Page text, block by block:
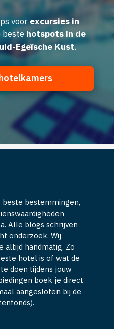
voor excursies in
bestehotspots in de
Egeïsche Kust.
bestemmingen,
Alle blogs schrijven
onderzoek. Wij
altijd handmatig. Zo
hotel is of wat de
doen tijdens jouw
boek je direct
aangesloten bij de